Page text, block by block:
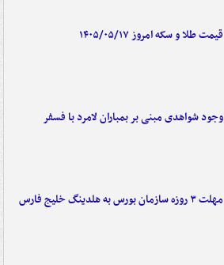
قیمت طلا و سکه امروز ۱۴۰۵/۰۵/۱۷
وجود شواهدی مبنی بر بمباران لامرد با فسفر
مهلت ۳ روزه سازمان بورس به هلدینگ خلیج فارس